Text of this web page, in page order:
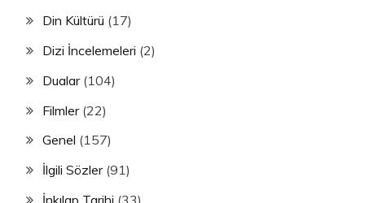
Din Kültürü (17)
Dizi İncelemeleri (2)
Dualar(104)
Filmler(22)
Genel (157)
İlgili Sözler(91)
İnkılap Tarihi (33)